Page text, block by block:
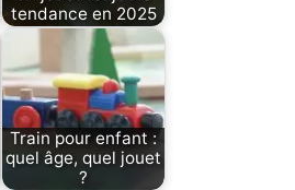
tendance en 2025
Train pour enfant :
quel âge, quel jouet
?